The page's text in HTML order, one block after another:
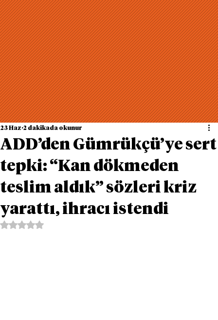
ADD’den Gümrükçü’ye sert
tepki: “Kan dökmeden
teslim aldık” sözleri kriz
yarattı, ihracı istendi
23 Haz 2 dakikada okunur
5 üzerinden NaN yıldız